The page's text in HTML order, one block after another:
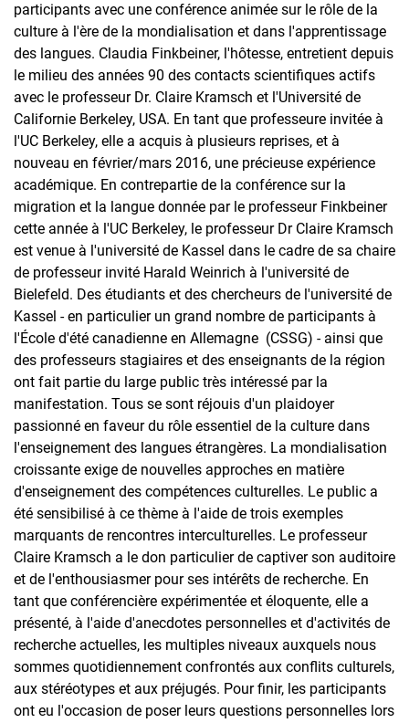
participants avec une conférence animée sur le rôle de la
culture à l'ère de la mondialisation et dans l'apprentissage
des langues. Claudia Finkbeiner, l'hôtesse, entretient depuis
le milieu des années 90 des contacts scientifiques actifs
avec le professeur Dr. Claire Kramsch et l'Université de
Californie Berkeley, USA. En tant que professeure invitée à
l'UC Berkeley, elle a acquis à plusieurs reprises, et à
nouveau en février/mars 2016, une précieuse expérience
académique. En contrepartie de la conférence sur la
migration et la langue donnée par le professeur Finkbeiner
cette année à l'UC Berkeley, le professeur Dr Claire Kramsch
est venue à l'université de Kassel dans le cadre de sa chaire
de professeur invité Harald Weinrich à l'université de
Bielefeld. Des étudiants et des chercheurs de l'université de
Kassel - en particulier un grand nombre de participants à
l'École d'été canadienne en Allemagne (CSSG) - ainsi que
des professeurs stagiaires et des enseignants de la région
ont fait partie du large public très intéressé par la
manifestation. Tous se sont réjouis d'un plaidoyer
passionné en faveur du rôle essentiel de la culture dans
l'enseignement des langues étrangères. La mondialisation
croissante exige de nouvelles approches en matière
d'enseignement des compétences culturelles. Le public a
été sensibilisé à ce thème à l'aide de trois exemples
marquants de rencontres interculturelles. Le professeur
Claire Kramsch a le don particulier de captiver son auditoire
et de l'enthousiasmer pour ses intérêts de recherche. En
tant que conférencière expérimentée et éloquente, elle a
présenté, à l'aide d'anecdotes personnelles et d'activités de
recherche actuelles, les multiples niveaux auxquels nous
sommes quotidiennement confrontés aux conflits culturels,
aux stéréotypes et aux préjugés. Pour finir, les participants
ont eu l'occasion de poser leurs questions personnelles lors